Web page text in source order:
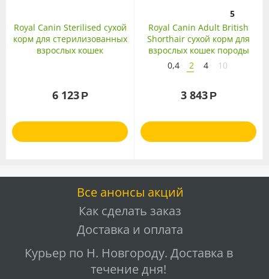
Royal Canin Sterilised сухой
корм для стерилизованных
взрослых кошек
6 123 Р
5
Royal Canin Adult British
Shorthair сухой корм для
взрослых кошек породы
Британская
короткошерстная
0,4 2 4 10
3 843 Р
Все анонсы акций
Как сделать заказ
Доставка и оплата
Курьер по Н. Новгороду. Доставка в
течение дня!